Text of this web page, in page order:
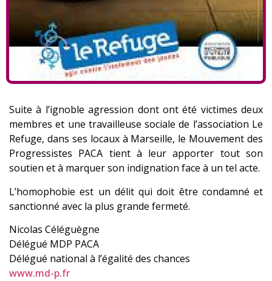
Suite à l’ignoble agression dont ont été victimes deux
membres et une travailleuse sociale de l’association Le
Refuge, dans ses locaux à Marseille, le Mouvement des
Progressistes PACA tient à leur apporter tout son
soutien et à marquer son indignation face à un tel acte.
L’homophobie est un délit qui doit être condamné et
sanctionné avec la plus grande fermeté.
Nicolas Céléguègne
Délégué MDP PACA
Délégué national à l’égalité des chances
www.md-p.fr